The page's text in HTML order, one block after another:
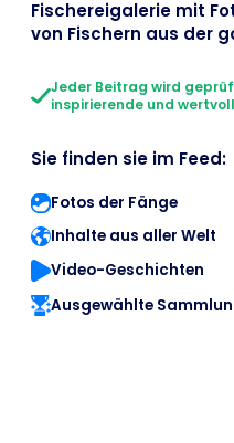
Fischereigalerie mit
von Fischern aus der
Jeder Beitrag wird
inspirierende und
Sie finden sie im Feed:
Fotos der Fänge
Inhalte aus aller Welt
Video-Geschichten
Ausgewählte